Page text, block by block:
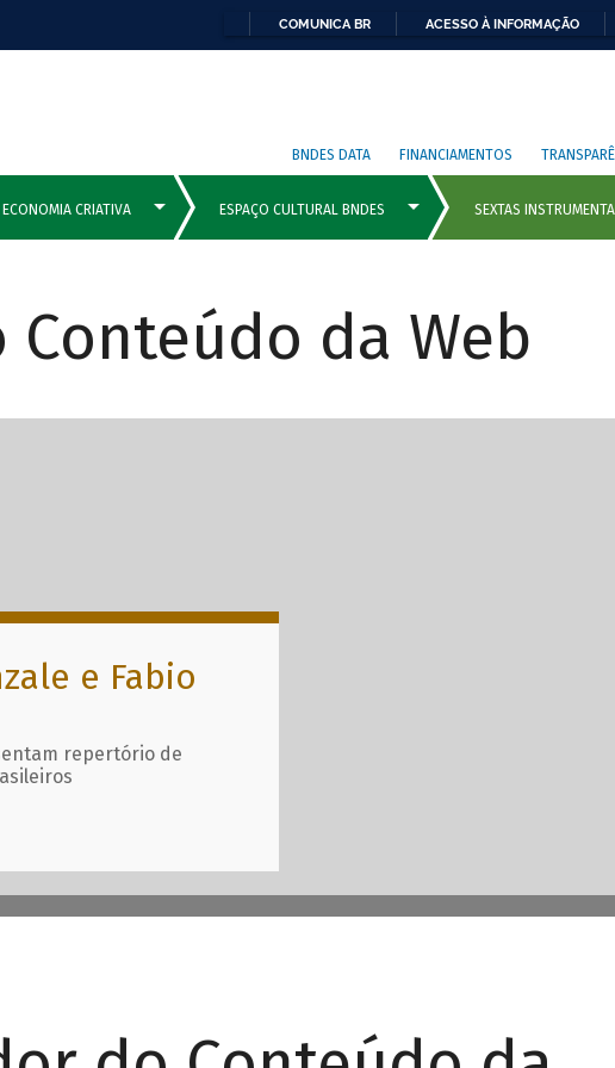
COMUNICA BR ACESSO À INFORMAÇÃO
BNDES DATA FINANCIAMENTOS
da Web
com
e Fabio
repertório de